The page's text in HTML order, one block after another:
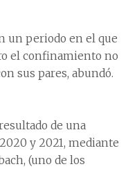
un periodo en el que
el confinamiento no
sus pares, abundó.
de una
y 2021, mediante
(uno de los